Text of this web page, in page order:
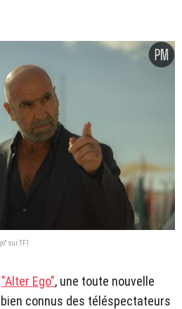
sur TF1
"Alter Ego", une toute nouvelle
connus des téléspectateurs